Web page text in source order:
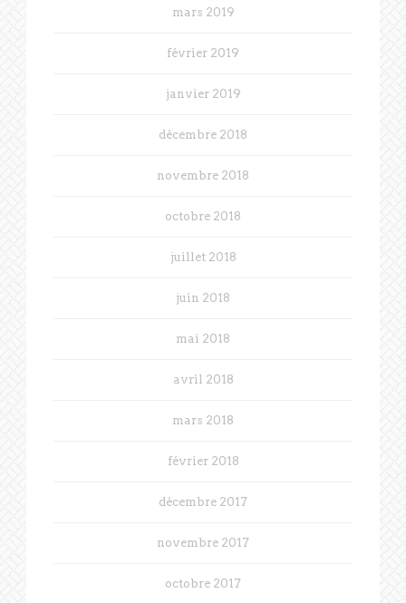
mars 2019
février 2019
janvier 2019
décembre 2018
novembre 2018
octobre 2018
juillet 2018
juin 2018
mai 2018
avril 2018
mars 2018
février 2018
décembre 2017
novembre 2017
octobre 2017